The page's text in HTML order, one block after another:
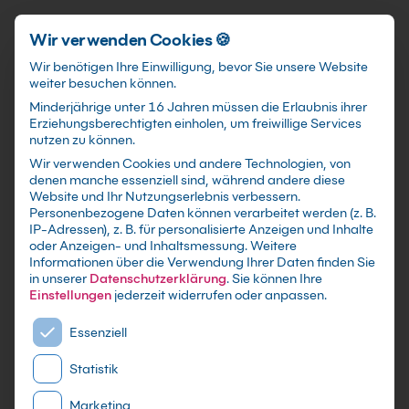
Förderungen training@kebel.de +49 231 5191986 Anmelden
Suchen
Zurück zum Seminar
Inhouse Anfrage
Teamkonflikte moderieren Kurs
Schulungsdetails
Wir verwenden Cookies 🍪
Wir benötigen Ihre Einwilligung, bevor Sie unsere Website
weiter besuchen können.
Minderjährige unter 16 Jahren müssen die Erlaubnis ihrer
Erziehungsberechtigten einholen, um freiwillige Services
nutzen zu können.
Wir verwenden Cookies und andere Technologien, von
denen manche essenziell sind, während andere diese
Website und Ihr Nutzungserlebnis verbessern.
Personenbezogene Daten können verarbeitet werden (z. B.
IP-Adressen), z. B. für personalisierte Anzeigen und Inhalte
oder Anzeigen- und Inhaltsmessung.Weitere
Informationen über die Verwendung Ihrer Daten finden Sie
in unserer Datenschutzerklärung.Sie können Ihre
Einstellungen jederzeit widerrufen oder anpassen.
Es folgt eine Liste der Service-Gruppen, für die eine
Essenziell
Statistik
Marketing